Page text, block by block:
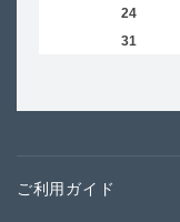
24
31
ご利用ガイド